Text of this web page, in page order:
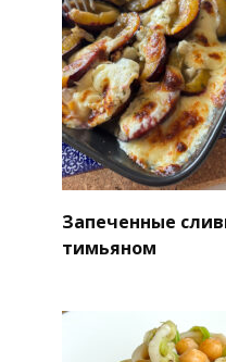
Запеченные
тимьяном